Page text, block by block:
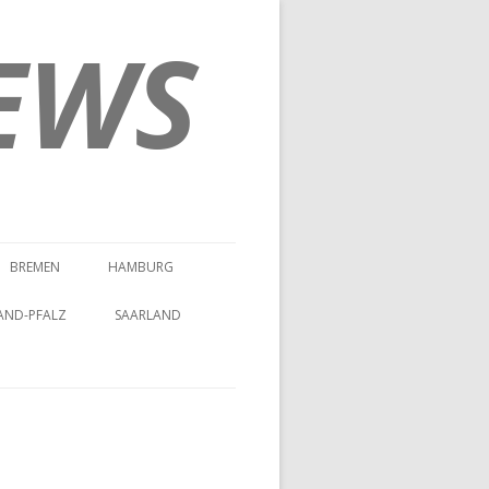
BREMEN HAMBURG
PFALZ SAARLAND